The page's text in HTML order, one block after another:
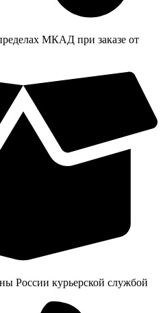
МКАД при заказе от
России курьерской службой